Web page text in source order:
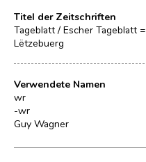
Titel der Zeitschriften
Tageblatt / Escher Tageblatt
Lëtzebuerg
Verwendete Namen
wr
-wr
Guy Wagner